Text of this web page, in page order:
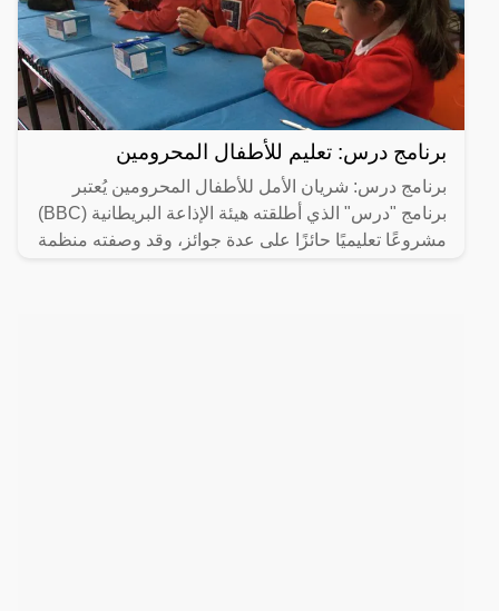
برنامج درس: تعليم للأطفال المحرومين
برنامج درس: شريان الأمل للأطفال المحرومين يُعتبر
برنامج "درس" الذي أطلقته هيئة الإذاعة البريطانية (BBC)
مشروعًا تعليميًا حائزًا على عدة جوائز، وقد وصفته منظمة